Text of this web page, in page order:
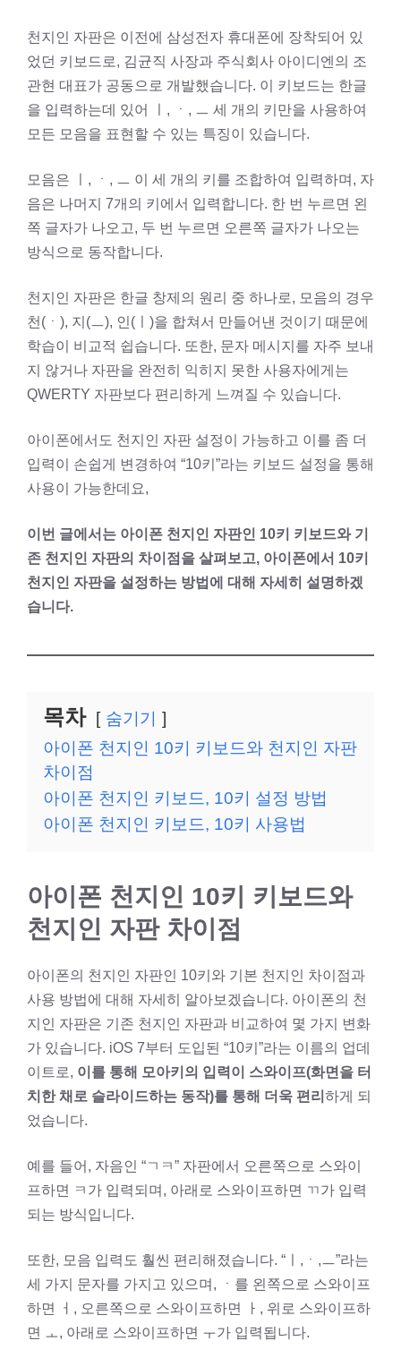
천지인 자판은 이전에 삼성전자 휴대폰에 장착되어 있
었던 키보드로, 김균직 사장과 주식회사 아이디엔의 조
관현 대표가 공동으로 개발했습니다. 이 키보드는 한글
을 입력하는데 있어 ㅣ, ㆍ, ㅡ 세 개의 키만을 사용하여
모든 모음을 표현할 수 있는 특징이 있습니다.
모음은 ㅣ, ㆍ, ㅡ 이 세 개의 키를 조합하여 입력하며, 자
음은 나머지 7개의 키에서 입력합니다. 한 번 누르면 왼
쪽 글자가 나오고, 두 번 누르면 오른쪽 글자가 나오는
방식으로 동작합니다.
천지인 자판은 한글 창제의 원리 중 하나로, 모음의 경우
천(ㆍ), 지(ㅡ), 인(ㅣ)을 합쳐서 만들어낸 것이기 때문에
학습이 비교적 쉽습니다. 또한, 문자 메시지를 자주 보내
지 않거나 자판을 완전히 익히지 못한 사용자에게는
QWERTY 자판보다 편리하게 느껴질 수 있습니다.
아이폰에서도 천지인 자판 설정이 가능하고 이를 좀 더
입력이 손쉽게 변경하여 “10키”라는 키보드 설정을 통해
사용이 가능한데요,
이번 글에서는 아이폰 천지인 자판인 10키 키보드와 기
존 천지인 자판의 차이점을 살펴보고, 아이폰에서 10키
천지인 자판을 설정하는 방법에 대해 자세히 설명하겠
습니다.
목차
숨기기
아이폰 천지인 10키 키보드와 천지인 자판
차이점
아이폰 천지인 키보드, 10키 설정 방법
아이폰 천지인 키보드, 10키 사용법
아이폰 천지인 10키 키보드와
천지인 자판 차이점
아이폰의 천지인 자판인 10키와 기본 천지인 차이점과
사용 방법에 대해 자세히 알아보겠습니다. 아이폰의 천
지인 자판은 기존 천지인 자판과 비교하여 몇 가지 변화
가 있습니다. iOS 7부터 도입된 “10키”라는 이름의 업데
이트로, 이를 통해 모아키의 입력이 스와이프(화면을 터
치한 채로 슬라이드하는 동작)를 통해 더욱 편리 하게 되
었습니다.
예를 들어, 자음인 “ㄱㅋ” 자판에서 오른쪽으로 스와이
프하면 ㅋ가 입력되며, 아래로 스와이프하면 ㄲ가 입력
되는 방식입니다.
또한, 모음 입력도 훨씬 편리해졌습니다. “ㅣ,ㆍ,ㅡ”라는
세 가지 문자를 가지고 있으며, ㆍ를 왼쪽으로 스와이프
하면 ㅓ, 오른쪽으로 스와이프하면 ㅏ, 위로 스와이프하
면 ㅗ, 아래로 스와이프하면 ㅜ가 입력됩니다.